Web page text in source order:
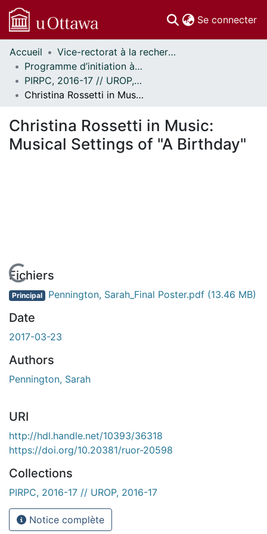
Se connecter
Communautés
et collections
Parcourir
Statistiques
À propos
Accueil
Vice-rectorat à la recherche // Office of the V-P, Research
Programme d’initiation à la recherche au premier cycle (PIRPC) // Undergraduate Research Opportunity Program (UROP)
PIRPC, 2016-17 // UROP, 2016-17
Christina Rossetti in Music: Musical Settings of "A Birthday"
Christina Rossetti in Music:
Musical Settings of "A Birthday"
En cours de chargement...
Fichiers
Principal Pennington, Sarah_Final Poster.pdf (13.46 MB)
Date
2017-03-23
Authors
Pennington, Sarah
URI
http://hdl.handle.net/10393/36318
https://doi.org/10.20381/ruor-20598
Collections
PIRPC, 2016-17 // UROP, 2016-17
Notice complète